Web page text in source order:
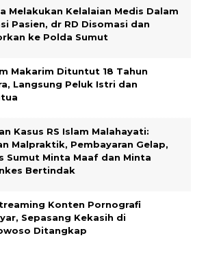
Melakukan Kelalaian Medis Dalam
Pasien, dr RD Disomasi dan
ke Polda Sumut
Makarim Dituntut 18 Tahun
Langsung Peluk Istri dan
Kasus RS Islam Malahayati:
Malpraktik, Pembayaran Gelap,
Sumut Minta Maaf dan Minta
Bertindak
Konten Pornografi
Sepasang Kekasih di
Ditangkap